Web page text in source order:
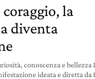
la
diventa
conoscenza e bellezza
ideata e diretta da